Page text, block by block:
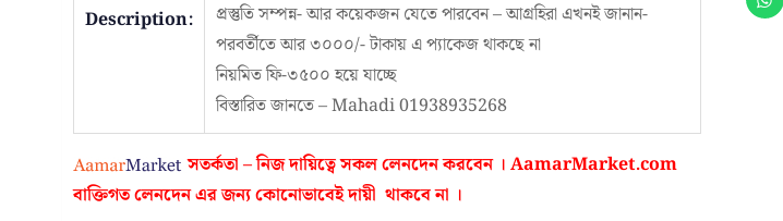
Description:
প্রস্তুতি সম্পন্ন- আর কয়েকজন যেতে পারবেন – আগ্রহিরা এখনই জানান-
পরবর্তীতে আর ৩০০০/- টাকায় এ প্যাকেজ থাকছে না
নিয়মিত ফি-৩৫০০ হয়ে যাচ্ছে
বিস্তারিত জানতে – Mahadi 01938935268
সতর্কতা – নিজ দায়িত্বে সকল লেনদেন করবেন । AamarMarket.com
বাক্তিগত লেনদেন এর জন্য কোনোভাবেইদায়ী থাকবে না ।